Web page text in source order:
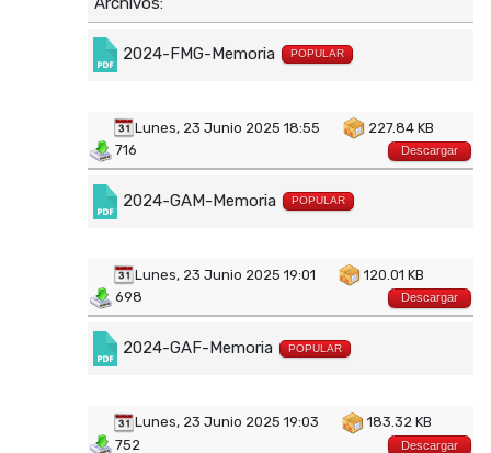
2024-FMG-Memoria POPULAR
Lunes, 23 Junio 2025 18:55
227.84 KB
716
Descargar
2024-GAM-Memoria POPULAR
Lunes, 23 Junio 2025 19:01
120.01 KB
698
Descargar
2024-GAF-Memoria POPULAR
Lunes, 23 Junio 2025 19:03
183.32 KB
752
Descargar